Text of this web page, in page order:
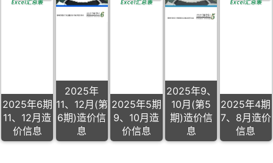
2025年6期
11、12月造
价信息
2025年
11、12月(第
6期)造价信
息
2025年5期
9、10月造
价信息
2025年9、
10月(第5
期)造价信
息
2025年4期
7、8月造价
信息